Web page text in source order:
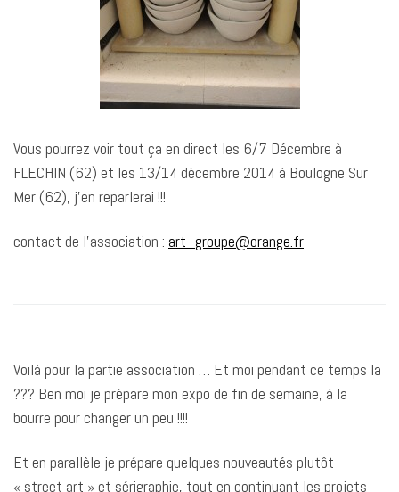
Vous pourrez voir tout ça en direct les 6/7 Décembre à
FLECHIN (62) et les 13/14 décembre 2014 à Boulogne Sur
Mer (62), j’en reparlerai !!!
contact de l’association : art_groupe@orange.fr
Voilà pour la partie association … Et moi pendant ce temps la
??? Ben moi je prépare mon expo de fin de semaine, à la
bourre pour changer un peu !!!!
Et en parallèle je prépare quelques nouveautés plutôt
« street art » et sérigraphie, tout en continuant les projets